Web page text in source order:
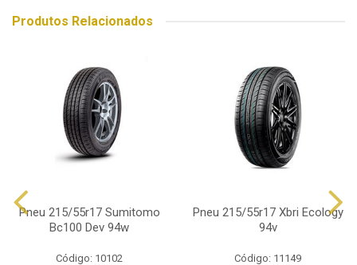
Produtos Relacionados
Pneu 215/55r17 Sumitomo
Bc100 Dev 94w
Código: 10102
Pneu 215/55r17 Xbri Ecology
94v
Código: 11149